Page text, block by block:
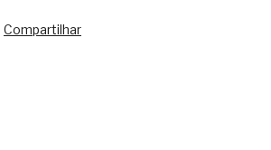
Compartilhar